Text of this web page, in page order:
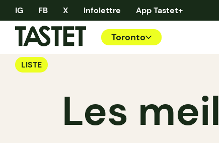
IG FB X Infolettre App Tastet+
Toronto
LISTE
Les